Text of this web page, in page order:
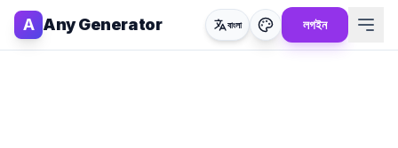
A Any Generator বাংলা লগইন